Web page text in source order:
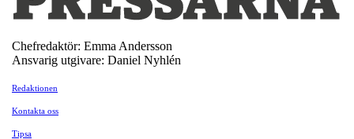
Chefredaktör: Emma Andersson
Ansvarig utgivare: Daniel Nyhlén
Redaktionen
Kontakta oss
Tipsa